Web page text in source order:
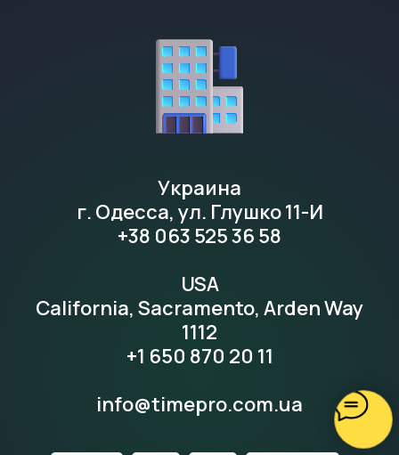
Украина
г. Одесса, ул. Глушко 11-И
+38 063 525 36 58
USA
California, Sacramento, Arden Way
1112
+1 650 870 20 11
info@timepro.com.ua